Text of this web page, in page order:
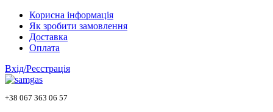
Skip to main content
Корисна інформація
Як зробити замовлення
Доставка
Оплата
Вхід/Реєстрація
+38 067 363 06 57